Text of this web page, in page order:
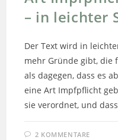
– in leichter
Der Text wird in
mehr Gründe gibt, die
als dagegen, dass es
eine Art Impfpflicht
sie verordnet, und
2 KOMMENTARE